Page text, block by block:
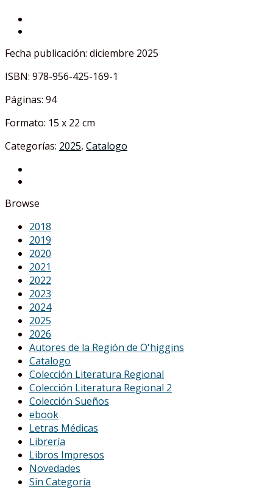
Fecha publicación: diciembre 2025
ISBN: 978-956-425-169-1
Páginas: 94
Formato: 15 x 22 cm
Categorías: 2025, Catalogo
Browse
2018
2019
2020
2021
2022
2023
2024
2025
2026
Autores de la Región de O'higgins
Catalogo
Colección Literatura Regional
Colección Literatura Regional 2
Colección Sueños
ebook
Letras Médicas
Librería
Libros Impresos
Novedades
Sin Categoría